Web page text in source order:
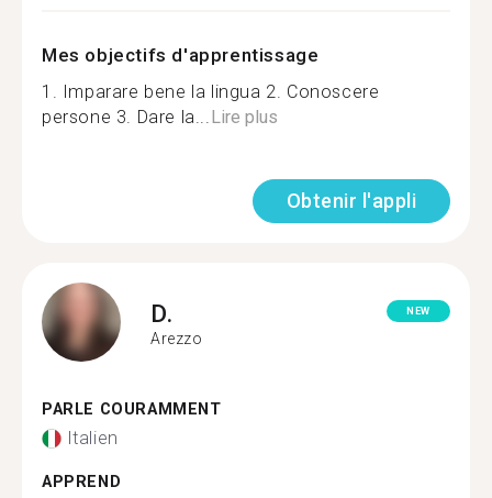
Mes objectifs d'apprentissage
1. Imparare bene la lingua 2. Conoscere
persone 3. Dare la... Lire plus
Obtenir l'appli
D.
Arezzo
NEW
PARLE COURAMMENT
Italien
APPREND